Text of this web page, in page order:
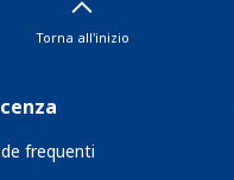
Torna all'inizio
frequenti